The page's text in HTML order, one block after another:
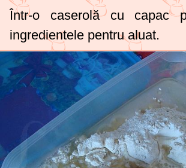
Într-o caserolă cu capac
ingredientele pentru aluat.